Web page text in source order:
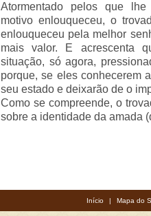
Atormentado pelos que
motivo enlouqueceu, o
enlouqueceu pela melhor
mais valor. E acrescenta
situação, só agora,
porque, se eles conhecerem
seu estado e deixarão de o
Como se compreende, o
sobre a identidade da amada
Início | Mapa do